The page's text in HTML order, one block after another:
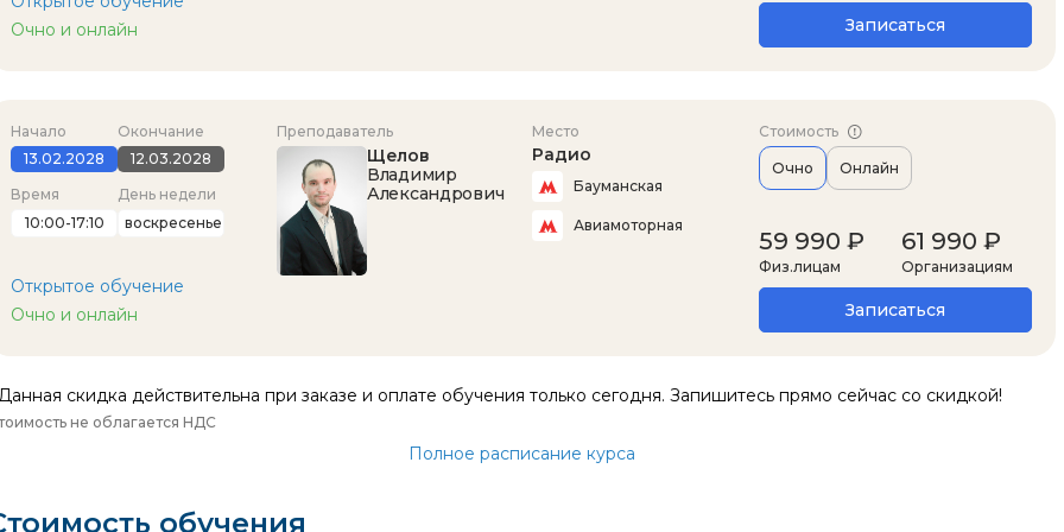
Очно и онлайн
Записаться
Начало
13.02.2028
Окончание
12.03.2028
Время
10:00-17:10
День недели
воскресенье
Открытое обучение
Очно и онлайн
Преподаватель
Щелов
Владимир
Александрович
Место
Радио
Бауманская
Авиамоторная
Стоимость
Очно Онлайн
59 990 ₽
Физ.лицам
61 990 ₽
Организациям
Записаться
скидка действительна при заказе и оплате обучения только сегодня. Запишитесь прямо сейчас со скидкой!
не облагается НДС
Полное расписание курса
обучения